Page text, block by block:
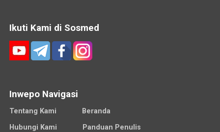
Ikuti Kami di Sosmed
Inwepo Navigasi
Tentang Kami
Beranda
Hubungi Kami
Panduan Penulis